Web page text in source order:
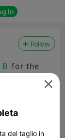
In
Follow
B for the

del taglio in